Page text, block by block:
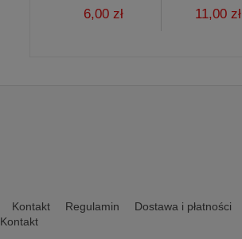
6,00 zł 11,00 zł
Kontakt Regulamin Dostawa i płatności
Kontakt